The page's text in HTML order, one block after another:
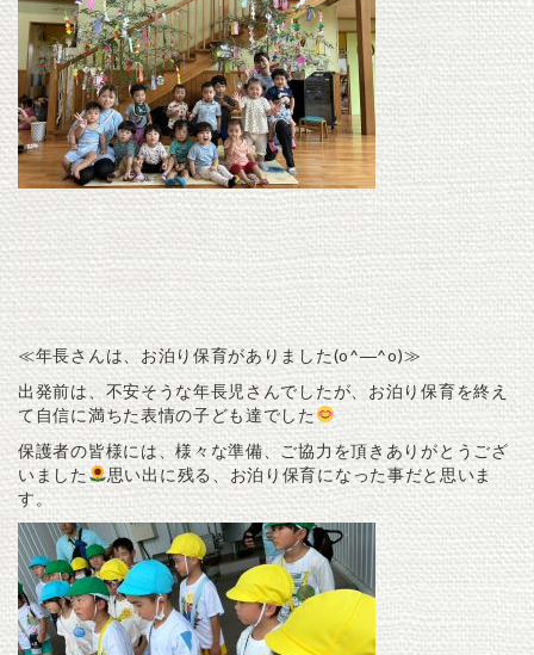
≪年長さんは、お泊り保育がありました(o^―^o)≫
出発前は、不安そうな年長児さんでしたが、お泊り保育を終え
て自信に満ちた表情の子ども達でした
保護者の皆様には、様々な準備、ご協力を頂きありがとうござ
いました
思い出に残る、お泊り保育になった事だと思いま
す。